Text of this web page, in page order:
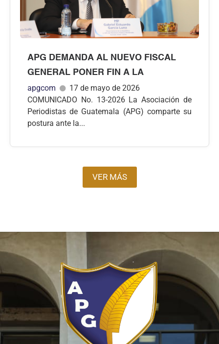
APG DEMANDA AL NUEVO FISCAL
GENERAL PONER FIN A LA
apgcom
17 de mayo de 2026
COMUNICADO No. 13-2026 La Asociación de
Periodistas de Guatemala (APG) comparte su
postura ante la...
VER MÁS